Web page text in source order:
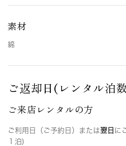
素材
綿
ご返却日(レンタル泊
ご来店レンタルの方
ご利用日（ご予約日）または翌日 に
１泊)